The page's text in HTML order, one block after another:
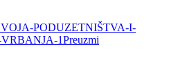
PODUZETNIŠTVA-I-
1Preuzmi